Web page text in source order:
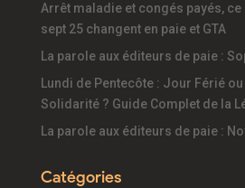
Arrêt maladie et congés payés,
sept 25 changent en paie et GTA
La parole aux éditeurs de paie :
Lundi de Pentecôte : Jour Férié
Solidarité ? Guide Complet de la
La parole aux éditeurs de paie :
Catégories